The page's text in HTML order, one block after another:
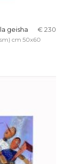
geisha € 230
cm 50x60